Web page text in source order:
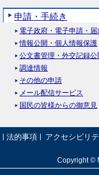
申請・手続き
電子政府・電子申請・届
情報公開・個人情報保護
公文書管理・外交記録公
調達情報
その他の申請
メール配信サービス
国民の皆様からの御意見
法的事項 アクセシビリ
Copyright ©